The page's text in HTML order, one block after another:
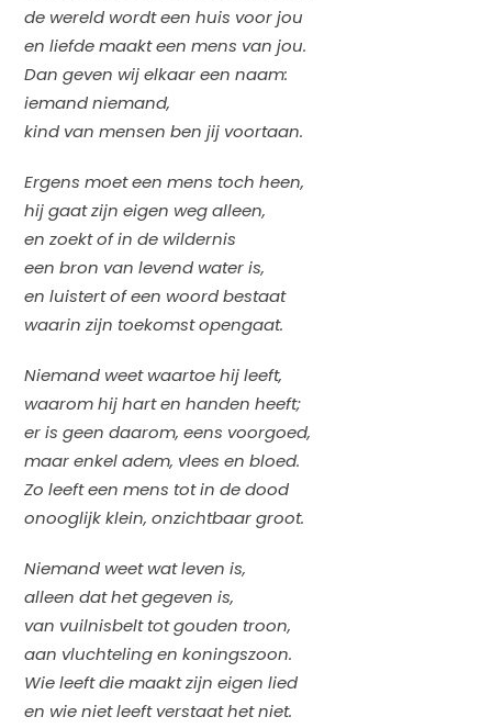
de wereld wordt een huis voor jou
en liefde maakt een mens van jou.
Dan geven wij elkaar een naam:
iemand niemand,
kind van mensen ben jij voortaan.
Ergens moet een mens toch heen,
hij gaat zijn eigen weg alleen,
en zoekt of in de wildernis
een bron van levend water is,
en luistert of een woord bestaat
waarin zijn toekomst opengaat.
Niemand weet waartoe hij leeft,
waarom hij hart en handen heeft;
er is geen daarom, eens voorgoed,
maar enkel adem, vlees en bloed.
Zo leeft een mens tot in de dood
onooglijk klein, onzichtbaar groot.
Niemand weet wat leven is,
alleen dat het gegeven is,
van vuilnisbelt tot gouden troon,
aan vluchteling en koningszoon.
Wie leeft die maakt zijn eigen lied
en wie niet leeft verstaat het niet.